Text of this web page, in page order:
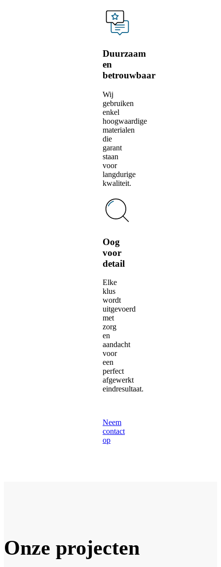
Duurzaam
en
betrouwbaar
Wij
gebruiken
enkel
hoogwaardige
materialen
die
garant
staan
voor
langdurige
kwaliteit.
Oog
voor
detail
Elke
klus
wordt
uitgevoerd
met
zorg
en
aandacht
voor
een
perfect
afgewerkt
eindresultaat.
Neem
contact
op
Onze projecten